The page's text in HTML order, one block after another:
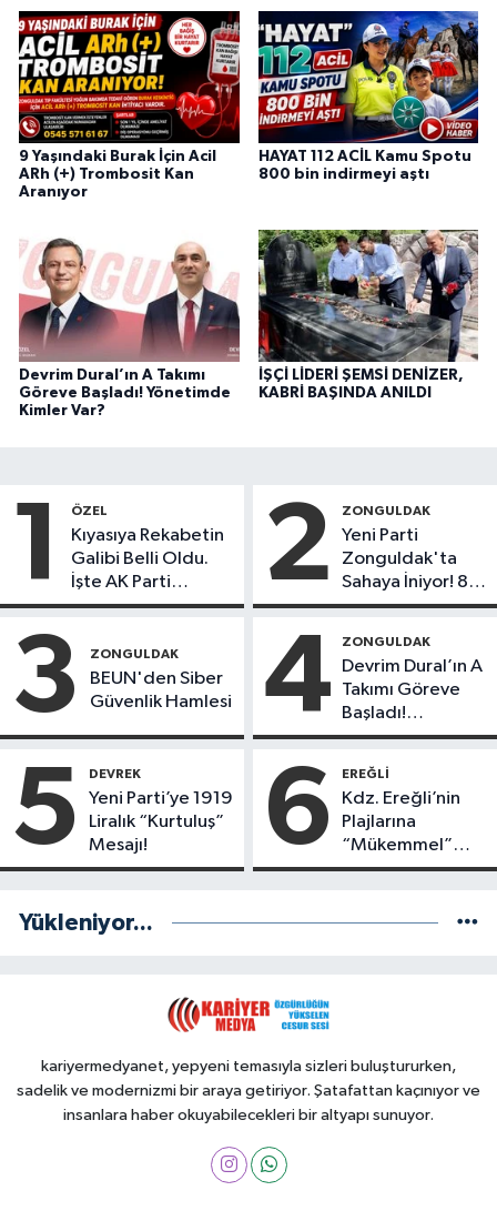
9 Yaşındaki Burak İçin Acil
ARh (+) Trombosit Kan
Aranıyor
HAYAT 112 ACİL Kamu Spotu
800 bin indirmeyi aştı
Devrim Dural’ın A Takımı
Göreve Başladı! Yönetimde
Kimler Var?
İŞÇİ LİDERİ ŞEMSİ DENİZER,
KABRİ BAŞINDA ANILDI
1 ÖZEL
Kıyasıya Rekabetin
Galibi Belli Oldu.
İşte AK Parti
Gençlerinden
Potansiyeline Sahip
İlk 3 İsim!
2 ZONGULDAK
Yeni Parti
Zonguldak'ta
Sahaya İniyor! 8
İlçede Kurucu
Başladı
3 ZONGULDAK
BEUN'den Siber
Güvenlik Hamlesi
4 ZONGULDAK
Devrim Dural’ın A
Takımı Göreve
Başladı!
Yönetimde
5 DEVREK
Yeni Parti’ye 1919
Liralık “Kurtuluş”
Mesajı!
6 EREĞLI
Kdz. Ereğli’nin
Plajlarına
“Mükemmel”
Notu!
Yükleniyor...
kariyermedyanet, yepyeni temasıyla sizleri buluştururken,
sadelik ve modernizmi bir araya getiriyor. Şatafattan kaçınıyor ve
insanlara haber okuyabilecekleri bir altyapı sunuyor.